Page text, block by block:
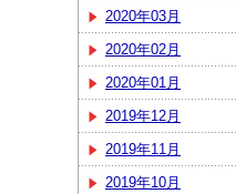
2020年03月
2020年02月
2020年01月
2019年12月
2019年11月
2019年10月